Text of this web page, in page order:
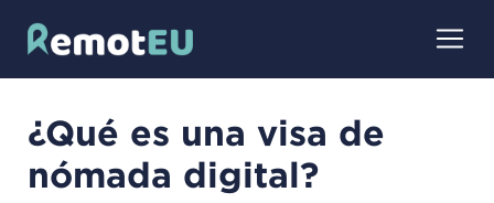
¿Qué es una visa de
nómada digital?